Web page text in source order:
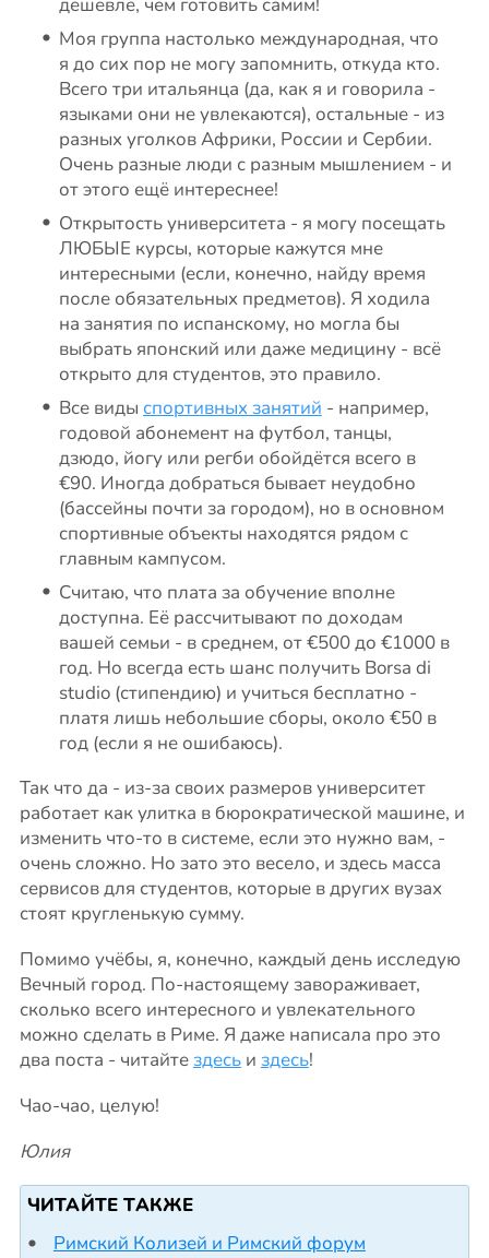
Моя группа настолько международная, что
я до сих пор не могу запомнить, откуда кто.
Всего три итальянца (да, как я и говорила -
языками они не увлекаются), остальные - из
разных уголков Африки, России и Сербии.
Очень разные люди с разным мышлением - и
от этого ещё интереснее!
Открытость университета - я могу посещать
ЛЮБЫЕ курсы, которые кажутся мне
интересными (если, конечно, найду время
после обязательных предметов). Я ходила
на занятия по испанскому, но могла бы
выбрать японский или даже медицину - всё
открыто для студентов, это правило.
Все виды спортивных занятий - например,
годовой абонемент на футбол, танцы,
дзюдо, йогу или регби обойдётся всего в
€90. Иногда добраться бывает неудобно
(бассейны почти за городом), но в основном
спортивные объекты находятся рядом с
главным кампусом.
Считаю, что плата за обучение вполне
доступна. Её рассчитывают по доходам
вашей семьи - в среднем, от €500 до €1000 в
год. Но всегда есть шанс получить Borsa di
studio (стипендию) и учиться бесплатно -
платя лишь небольшие сборы, около €50 в
год (если я не ошибаюсь).
Так что да - из-за своих размеров университет
работает как улитка в бюрократической машине, и
изменить что-то в системе, если это нужно вам, -
очень сложно. Но зато это весело, и здесь масса
сервисов для студентов, которые в других вузах
стоят кругленькую сумму.
Помимо учёбы, я, конечно, каждый день исследую
Вечный город. По-настоящему завораживает,
сколько всего интересного и увлекательного
можно сделать в Риме. Я даже написала про это
два поста - читайтездесьи здесь!
Чао-чао, целую!
Юлия
ЧИТАЙТЕ ТАКЖЕ
Римский Колизей и Римский форум